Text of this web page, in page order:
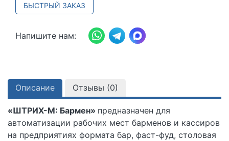
БЫСТРЫЙ ЗАКАЗ
Напишите нам:
Описание Отзывы (0)
«ШТРИХ-М: Бармен» предназначен для
автоматизации рабочих мест барменов и кассиров
на предприятиях формата бар, фаст-фуд, столовая